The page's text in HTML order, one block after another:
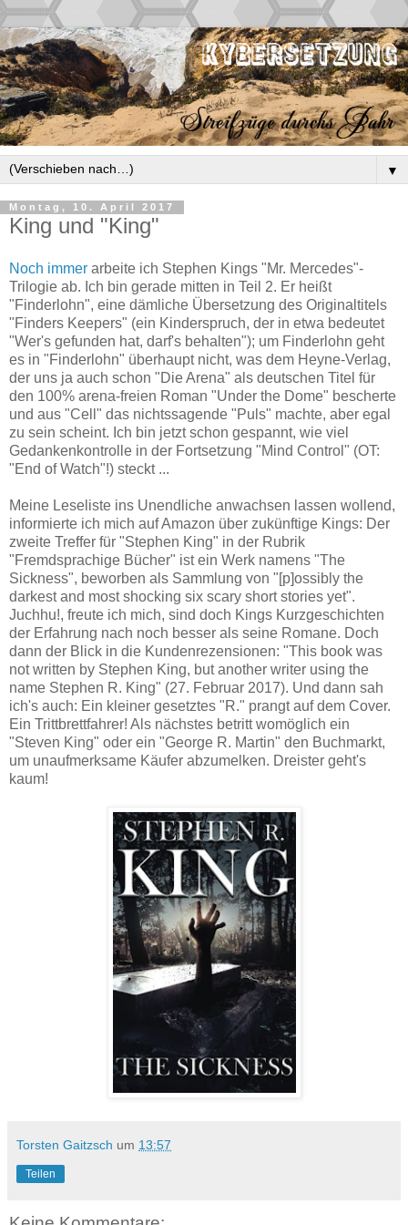
▼
Montag, 10. April 2017
King und "King"
Noch immer arbeite ich Stephen Kings "Mr. Mercedes"-
Trilogie ab. Ich bin gerade mitten in Teil 2. Er heißt
"Finderlohn", eine dämliche Übersetzung des Originaltitels
"Finders Keepers" (ein Kinderspruch, der in etwa bedeutet
"Wer's gefunden hat, darf's behalten"); um Finderlohn geht
es in "Finderlohn" überhaupt nicht, was dem Heyne-Verlag,
der uns ja auch schon "Die Arena" als deutschen Titel für
den 100% arena-freien Roman "Under the Dome" bescherte
und aus "Cell" das nichtssagende "Puls" machte, aber egal
zu sein scheint. Ich bin jetzt schon gespannt, wie viel
Gedankenkontrolle in der Fortsetzung "Mind Control" (OT:
"End of Watch"!) steckt ...
Meine Leseliste ins Unendliche anwachsen lassen wollend,
informierte ich mich auf Amazon über zukünftige Kings: Der
zweite Treffer für "Stephen King" in der Rubrik
"Fremdsprachige Bücher" ist ein Werk namens "The
Sickness", beworben als Sammlung von "[p]ossibly the
darkest and most shocking six scary short stories yet".
Juchhu!, freute ich mich, sind doch Kings Kurzgeschichten
der Erfahrung nach noch besser als seine Romane. Doch
dann der Blick in die Kundenrezensionen: "This book was
not written by Stephen King, but another writer using the
name Stephen R. King" (27. Februar 2017). Und dann sah
ich's auch: Ein kleiner gesetztes "R." prangt auf dem Cover.
Ein Trittbrettfahrer! Als nächstes betritt womöglich ein
"Steven King" oder ein "George R. Martin" den Buchmarkt,
um unaufmerksame Käufer abzumelken. Dreister geht's
kaum!
Torsten Gaitzsch um 13:57
Teilen